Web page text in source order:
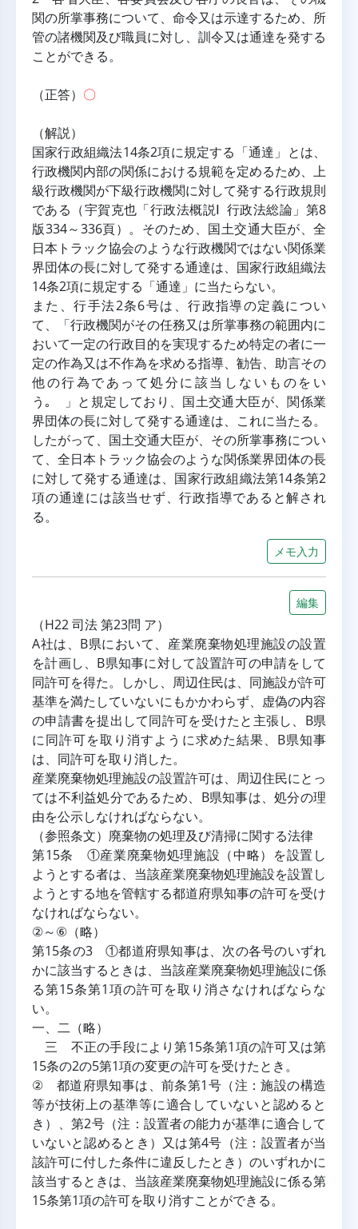
関の所掌事務について、命令又は示達するため、所
管の諸機関及び職員に対し、訓令又は通達を発する
ことができる。
（正答） 〇
（解説）
国家行政組織法14条2項に規定する「通達」とは、
行政機関内部の関係における規範を定めるため、上
級行政機関が下級行政機関に対して発する行政規則
である（宇賀克也「行政法概説Ⅰ 行政法総論」第8
版334～336頁）。そのため、国土交通大臣が、全
日本トラック協会のような行政機関ではない関係業
界団体の長に対して発する通達は、国家行政組織法
14条2項に規定する「通達」に当たらない。
また、行手法2条6号は、行政指導の定義につい
て、「行政機関がその任務又は所掌事務の範囲内に
おいて一定の行政目的を実現するため特定の者に一
定の作為又は不作為を求める指導、勧告、助言その
他の行為であって処分に該当しないものをい
う｡ 」と規定しており、国土交通大臣が、関係業
界団体の長に対して発する通達は、これに当たる。
したがって、国土交通大臣が、その所掌事務につい
て、全日本トラック協会のような関係業界団体の長
に対して発する通達は、国家行政組織法第14条第2
項の通達には該当せず、行政指導であると解され
る。
メモ入力
編集
（H22 司法 第23問 ア）
A社は、B県において、産業廃棄物処理施設の設置
を計画し、B県知事に対して設置許可の申請をして
同許可を得た。しかし、周辺住民は、同施設が許可
基準を満たしていないにもかかわらず、虚偽の内容
の申請書を提出して同許可を受けたと主張し、B県
に同許可を取り消すように求めた結果、B県知事
は、同許可を取り消した。
産業廃棄物処理施設の設置許可は、周辺住民にとっ
ては不利益処分であるため、B県知事は、処分の理
由を公示しなければならない。
（参照条文）廃棄物の処理及び清掃に関する法律
第15条 ①産業廃棄物処理施設（中略）を設置し
ようとする者は、当該産業廃棄物処理施設を設置し
ようとする地を管轄する都道府県知事の許可を受け
なければならない。
②～⑥（略）
第15条の3 ①都道府県知事は、次の各号のいずれ
かに該当するときは、当該産業廃棄物処理施設に係
る第15条第1項の許可を取り消さなければならな
い。
一、二（略）
三 不正の手段により第15条第1項の許可又は第
15条の2の5第1項の変更の許可を受けたとき。
② 都道府県知事は、前条第1号（注：施設の構造
等が技術上の基準等に適合していないと認めると
き）、第2号（注：設置者の能力が基準に適合して
いないと認めるとき）又は第4号（注：設置者が当
該許可に付した条件に違反したとき）のいずれかに
該当するときは、当該産業廃棄物処理施設に係る第
15条第1項の許可を取り消すことができる。